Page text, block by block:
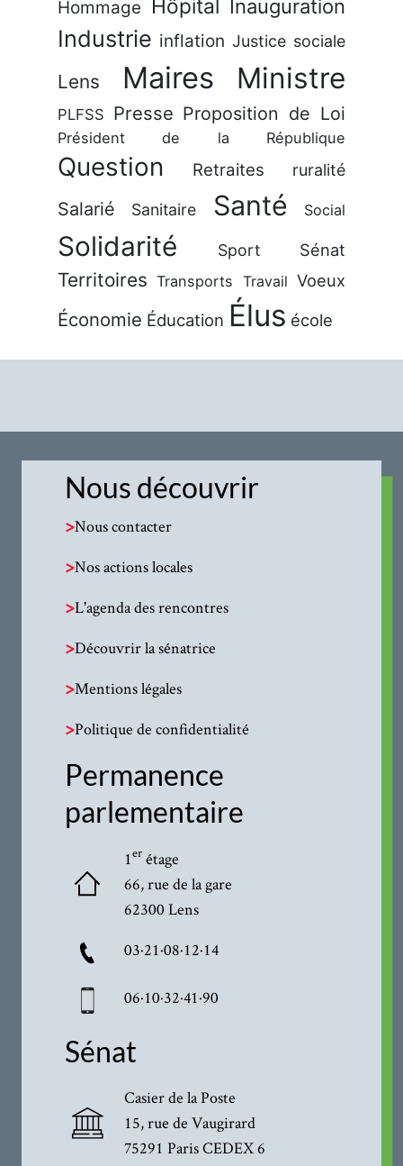
Hommage Hôpital Inauguration
Industrie inflation Justice sociale
Lens Maires Ministre
PLFSS Presse Proposition de Loi
Président de la République
Question Retraites ruralité
Salarié Sanitaire Santé Social
Solidarité Sport Sénat
Territoires Transports Travail Voeux
Économie Éducation Élus école
Nous découvrir
>Nous contacter
>Nos actions locales
>L'agenda des rencontres
>Découvrir la sénatrice
>Mentions légales
>Politique de confidentialité
Permanence
parlementaire
1erétage
66, rue de la gare
62300 Lens
03·21·08·12·14
06·10·32·41·90
Sénat
Casier de la Poste
15, rue de Vaugirard
75291 Paris CEDEX 6